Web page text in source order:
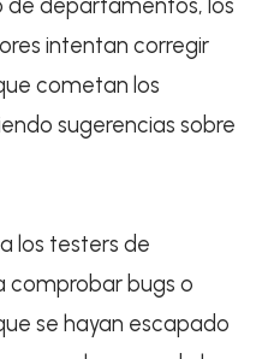
de departamentos, los
intentan corregir
cometan los
sugerencias sobre
los testers de
comprobar bugs o
se hayan escapado